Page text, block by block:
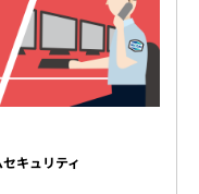
キュリティ